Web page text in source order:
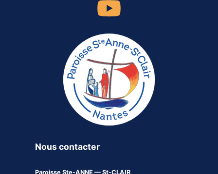
Nous contacter
Paroisse Ste-ANNE — St-CLAIR